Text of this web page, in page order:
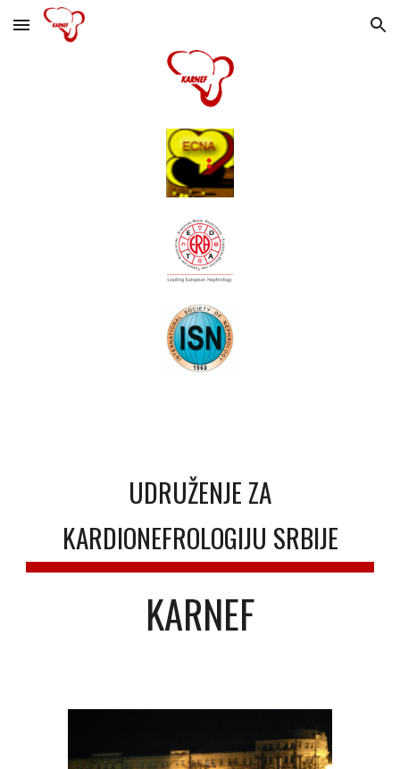
Skip to main content Skip to navigation
UDRUŽENJE ZA
KARDIONEFROLOGIJU SRBIJE
KARNEF